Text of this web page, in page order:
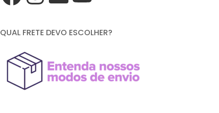
QUAL FRETE DEVO ESCOLHER?